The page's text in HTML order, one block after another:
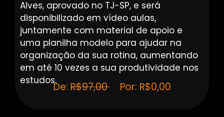
Alves, aprovado no TJ-SP, e será
disponibilizado em vídeo aulas,
juntamente com material de apoio e
uma planilha modelo para ajudar na
organização da sua rotina, aumentando
em até 10 vezes a sua produtividade nos
estudos.De:R$97,00Por: R$0,00